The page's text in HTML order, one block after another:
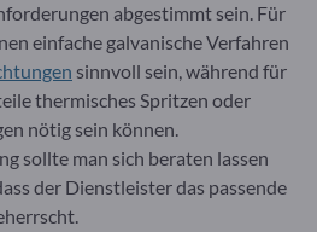
abgestimmt sein. Für
einfache galvanische Verfahren
sinnvoll sein, während für
thermisches Spritzen oder
nötig sein können.
sollte man sich beraten lassen
der Dienstleister das passende